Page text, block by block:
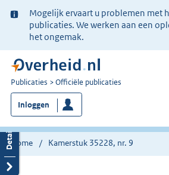
Ter
informatie:
Mogelijk ervaart u problemen met
publicaties. We werken aan een
het ongemak.
U
bent
nu
hier:
Publicaties Officiële publicaties
Inloggen
Home Kamerstuk 35228, nr. 9